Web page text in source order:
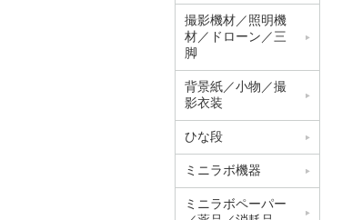
撮影機材／照明機
材／ドローン／三
脚
背景紙／小物／撮
影衣装
ひな段
ミニラボ機器
ミニラボペーパー